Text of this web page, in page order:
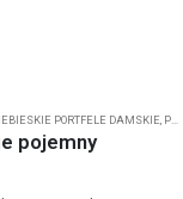
PORTFELE DAMSKIE, PORTFELE DAMSKIE
pojemny